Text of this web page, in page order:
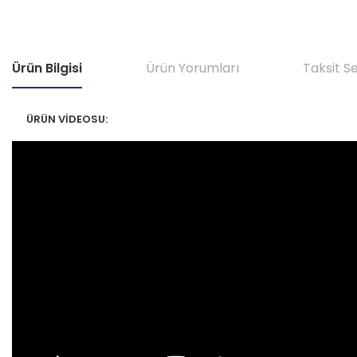
Ürün Bilgisi Ürün Yorumları Taksit
ÜRÜN VİDEOSU: